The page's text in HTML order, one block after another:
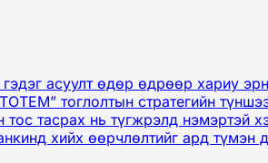
асуулт өдөр өдрөөр хариу
тоглолтын стратегийн
тос тасрах нь түгжрэлд нэмэртэй
хийх өөрчлөлтийг ард түмэн